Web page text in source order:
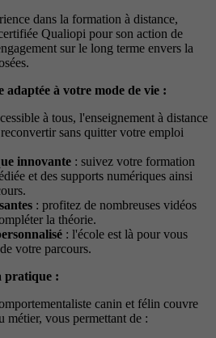
dans la formation à distance,
Qualiopi pour son action de
sur le long terme envers la
à votre mode de vie :
à tous, l'enseignement à distance
sans quitter votre emploi
innovante : suivez votre formation
et des supports numériques ainsi
: profitez de nombreuses vidéos
la théorie.
: l'école est là pour vous
votre parcours.
pratique :
canin et félin couvre
métier, vous permettant de :